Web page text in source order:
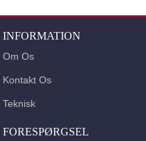
INFORMATION
Om Os
Kontakt Os
Teknisk
FORESPØRGSEL